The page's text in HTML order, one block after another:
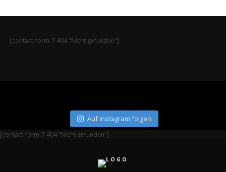
[contact-form-7 404 "Nicht gefunden"]
Auf Instagram folgen
[contact-form-7 404 "Nicht gefunden"]